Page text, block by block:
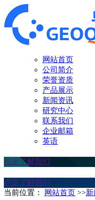
网站首页
公司简介
荣誉资质
产品展示
新闻资讯
研究中心
联系我们
企业邮箱
英语
点击了解我们
点击了解我们
当前位置：
网站首页 >>